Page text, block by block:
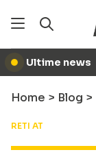
● Ultime news
Home > Blog >
RETI AT